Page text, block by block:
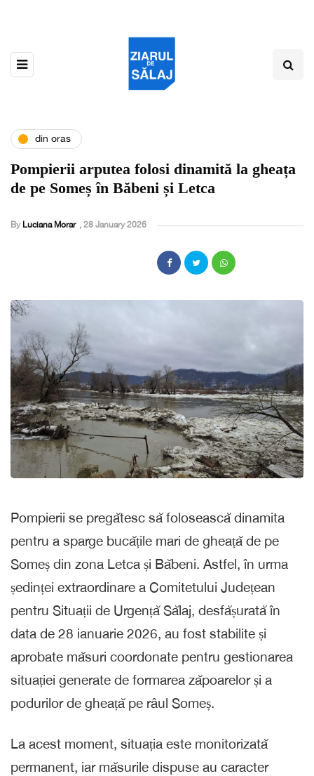
din oras
Pompierii arputea folosi dinamită la gheața
de pe Someș în Băbeni și Letca
By Luciana Morar , 28 January 2026
Pompierii se pregătesc să folosească dinamita
pentru a sparge bucățile mari de gheață de pe
Someș din zona Letca și Băbeni. Astfel, în urma
ședinței extraordinare a Comitetului Județean
pentru Situații de Urgență Sălaj, desfășurată în
data de 28 ianuarie 2026, au fost stabilite și
aprobate măsuri coordonate pentru gestionarea
situației generate de formarea zăpoarelor și a
podurilor de gheață pe râul Someș.
La acest moment, situația este monitorizată
permanent, iar măsurile dispuse au caracter